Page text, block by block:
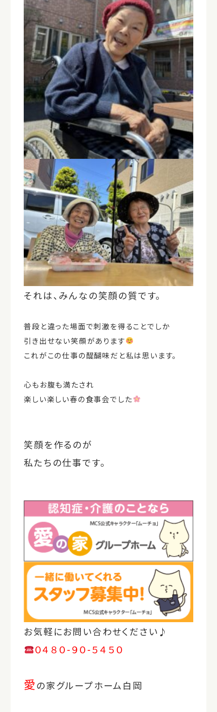
それは、みんなの笑顔の質です。
普段と違った場面で刺激を得ることでしか
引き出せない笑顔があります
これがこの仕事の醍醐味だと私は思います。
心もお腹も満たされ
楽しい楽しい春の食事会でした
笑顔を作るのが
私たちの仕事です。
お気軽にお問い合わせください♪
０４８０-９０-５４５０
愛の家グループホーム白岡